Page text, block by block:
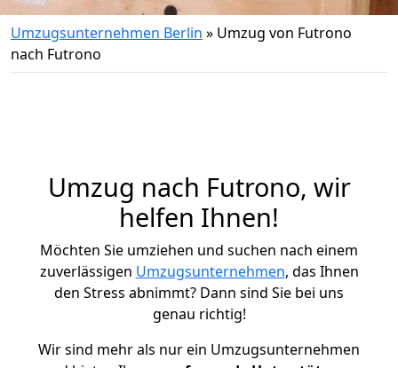
Umzugsunternehmen Berlin » Umzug von Futrono
nach Futrono
Umzug nach Futrono, wir
helfen Ihnen!
Möchten Sie umziehen und suchen nach einem
zuverlässigen Umzugsunternehmen, das Ihnen
den Stress abnimmt? Dann sind Sie bei uns
genau richtig!
Wir sind mehr als nur ein Umzugsunternehmen